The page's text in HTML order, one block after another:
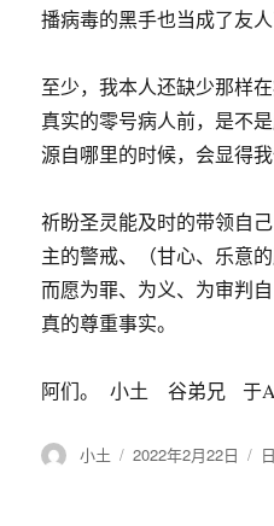
播病毒的黑手也当成了友人
至少，我本人还缺少那样
真实的零号病人前，是不
源自哪里的时候，会显得
祈盼圣灵能及时的带领自
主的警戒、（甘心、乐意
而愿为罪、为义、为审判
真的尊重事实。
阿们。 小土 谷弟兄 于
作
小土
发
2022年2月22日